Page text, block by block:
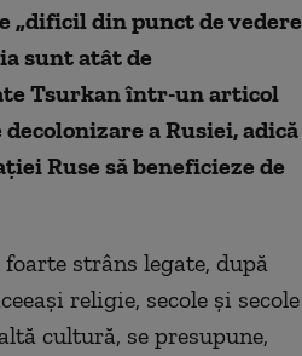
„dificil din punct de vedere
sunt atât de
Tsurkan într-un articol
a Rusiei, adică
Ruse să beneficieze de
foarte strâns legate, după
religie, secole și secole
cultură, se presupune,